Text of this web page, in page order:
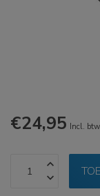
€24,95 Incl. btw